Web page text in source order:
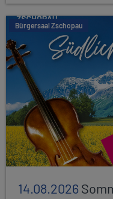
Bürgersaal Zschopau
14.08.2026